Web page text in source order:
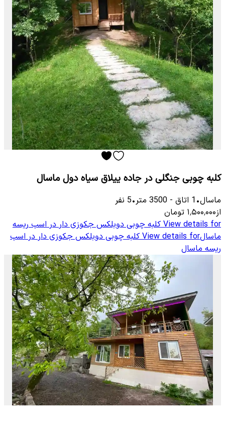
کلبه چوبی جنگلی در جاده ییلاق سیاه دول ماسال
ماسال•
1 اتاق -
3500 متر•
5 نفر
از۱٬۵۰۰٬۰۰۰ تومان
View details for کلبه چوبی دوبلکس جکوزی دار در اسب ریسه
ماسالView details for کلبه چوبی دوبلکس جکوزی دار در اسب
ریسه ماسال